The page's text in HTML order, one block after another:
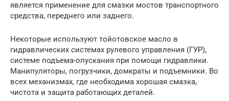
является применение для смазки мостов транспортного
средства, переднего или заднего.
Некоторые используют тойотовское масло в
гидравлических системах рулевого управления (ГУР),
системе подъема-опускания при помощи гидравлики.
Манипуляторы, погрузчики, домкраты и подъемники. Во
всех механизмах, где необходима хорошая смазка,
чистота и защита работающих деталей.